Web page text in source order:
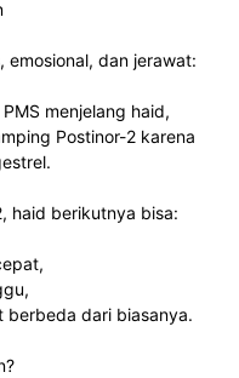
emosional, dan jerawat:
menjelang haid,
Postinor-2 karena
haid berikutnya bisa:
berbeda dari biasanya.